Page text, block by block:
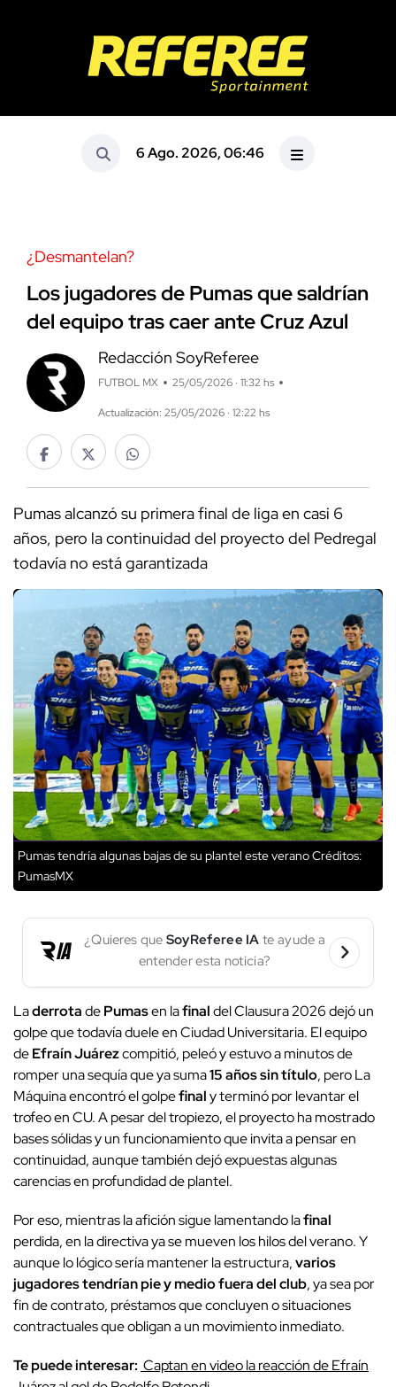
6 Ago. 2026, 06:46
¿Desmantelan?
Los jugadores de Pumas que saldrían
del equipo tras caer ante Cruz Azul
Redacción SoyReferee
FUTBOL MX 25/05/2026 · 11:32 hs
Actualización: 25/05/2026 · 12:22 hs
Pumas alcanzó su primera final de liga en casi 6
años, pero la continuidad del proyecto del Pedregal
todavía no está garantizada
Pumas tendría algunas bajas de su plantel este veranoCréditos:
PumasMX
¿Quieres que SoyReferee IA te ayude a
entender esta noticia?
LaderrotadePumasen lafinaldel Clausura 2026 dejó un
golpe que todavía duele en Ciudad Universitaria. El equipo
deEfraín Juárezcompitió, peleó y estuvo a minutos de
romper una sequía que ya suma15 años sin título, pero La
Máquina encontró el golpefinaly terminó por levantar el
trofeo en CU. A pesar del tropiezo, el proyecto ha mostrado
bases sólidas y un funcionamiento que invita a pensar en
continuidad, aunque también dejó expuestas algunas
carencias en profundidad de plantel.
Por eso, mientras la afición sigue lamentando lafinal
perdida, en la directiva ya se mueven los hilos del verano. Y
aunque lo lógico sería mantener la estructura,varios
jugadores tendrían pie y medio fuera del club, ya sea por
fin de contrato, préstamos que concluyen o situaciones
contractuales que obligan a un movimiento inmediato.
Te puede interesar: Captan en video la reacción de Efraín